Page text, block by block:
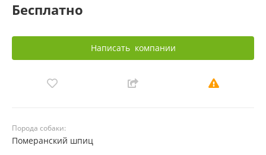
Бесплатно
Написать компании
Порода собаки:
Померанский шпиц